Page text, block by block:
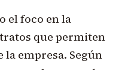
el foco en la
que permiten
la empresa. Según